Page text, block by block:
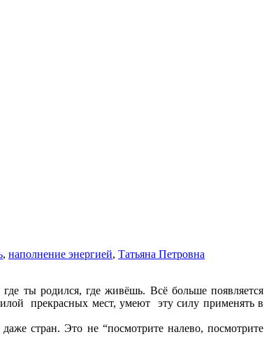
, наполнение энергией, Татьяна Петровна
ты родился, где живёшь. Всё больше появляется
прекрасных мест, умеют эту силу применять в
стран. Это не “посмотрите налево, посмотрите